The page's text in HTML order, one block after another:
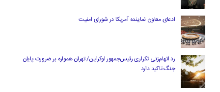
ادعای معاون نماینده آمریکا در شورای امنیت
رد اتهام‌زنی تکراری رئیس‌جمهور اوکراین/ تهران همواره بر ضرورت پایان
جنگ تاکید دارد